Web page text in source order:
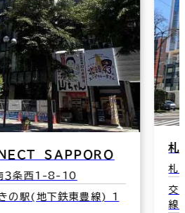
イス
１条西4-1-1
下鉄南北線･地下鉄東西
線) 10番口 1分
ラ
札